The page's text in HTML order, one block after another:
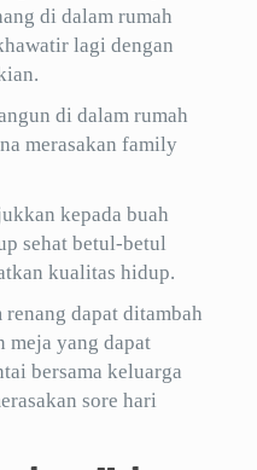
di dalam rumah
lagi dengan
di dalam rumah
merasakan family
kepada buah
sehat betul-betul
kualitas hidup.
dapat ditambah
meja yang dapat
bersama keluarga
sore hari